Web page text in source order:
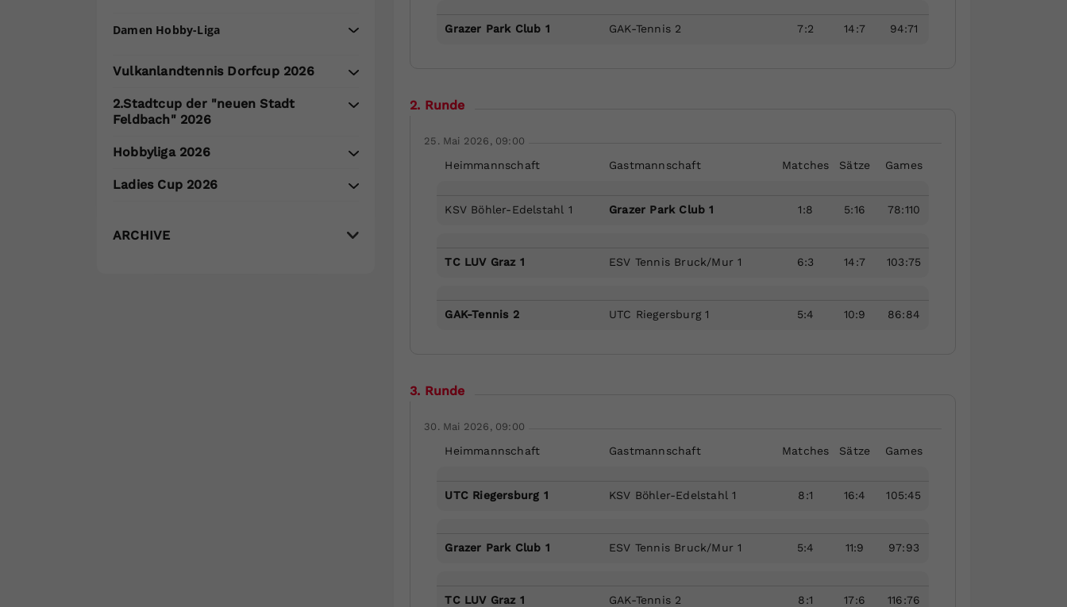
Grazer Park Club 1 GAK-Tennis 2 7:2 14:7 94:71
2. Runde
25. Mai 2026, 09:00
Heimmannschaft Gastmannschaft Matches Sätze Games
KSV Böhler-Edelstahl 1 Grazer Park Club 1 1:8 5:16 78:110
TC LUV Graz 1 ESV Tennis Bruck/Mur 1 6:3 14:7 103:75
GAK-Tennis 2 UTC Riegersburg 1 5:4 10:9 86:84
3. Runde
30. Mai 2026, 09:00
Heimmannschaft Gastmannschaft Matches Sätze Games
UTC Riegersburg 1 KSV Böhler-Edelstahl 1 8:1 16:4 105:45
Grazer Park Club 1 ESV Tennis Bruck/Mur 1 5:4 11:9 97:93
TC LUV Graz 1 GAK-Tennis 2 8:1 17:6 116:76
Damen Hobby-Liga
Vulkanlandtennis Dorfcup 2026
2.Stadtcup der "neuen Stadt
Feldbach" 2026
Hobbyliga 2026
Ladies Cup 2026
ARCHIVE